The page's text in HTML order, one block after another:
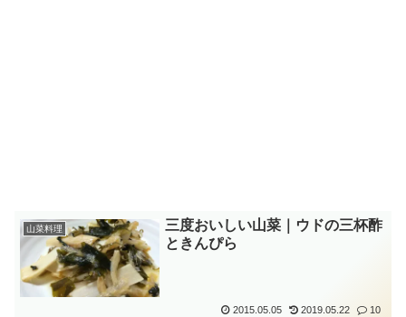
山菜料理
三度おいしい山菜｜ウドの三杯酢
ときんぴら
2015.05.05 2019.05.22 10